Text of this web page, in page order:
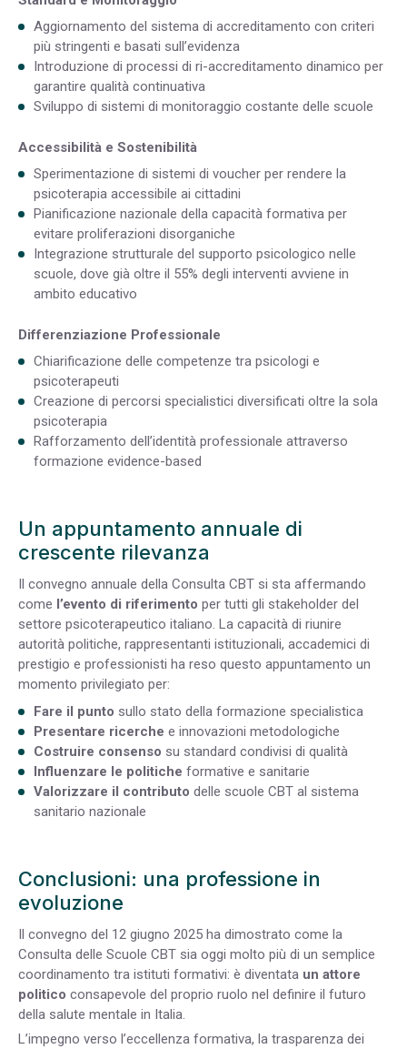
Aggiornamento del sistema di accreditamento con criteri
più stringenti e basati sull’evidenza
Introduzione di processi di ri-accreditamento dinamico per
garantire qualità continuativa
Sviluppo di sistemi di monitoraggio costante delle scuole
Accessibilità e Sostenibilità
Sperimentazione di sistemi di voucher per rendere la
psicoterapia accessibile ai cittadini
Pianificazione nazionale della capacità formativa per
evitare proliferazioni disorganiche
Integrazione strutturale del supporto psicologico nelle
scuole, dove già oltre il 55% degli interventi avviene in
ambito educativo
Differenziazione Professionale
Chiarificazione delle competenze tra psicologi e
psicoterapeuti
Creazione di percorsi specialistici diversificati oltre la sola
psicoterapia
Rafforzamento dell’identità professionale attraverso
formazione evidence-based
Un appuntamento annuale di
crescente rilevanza
Il convegno annuale della Consulta CBT si sta affermando
come l’evento di riferimento per tutti gli stakeholder del
settore psicoterapeutico italiano. La capacità di riunire
autorità politiche, rappresentanti istituzionali, accademici di
prestigio e professionisti ha reso questo appuntamento un
momento privilegiato per:
Fare il punto sullo stato della formazione specialistica
Presentare ricerche e innovazioni metodologiche
Costruire consenso su standard condivisi di qualità
Influenzare le politiche formative e sanitarie
Valorizzare il contributo delle scuole CBT al sistema
sanitario nazionale
Conclusioni: una professione in
evoluzione
Il convegno del 12 giugno 2025 ha dimostrato come la
Consulta delle Scuole CBT sia oggi molto più di un semplice
coordinamento tra istituti formativi: è diventata un attore
politico consapevole del proprio ruolo nel definire il futuro
della salute mentale in Italia.
L’impegno verso l’eccellenza formativa, la trasparenza dei